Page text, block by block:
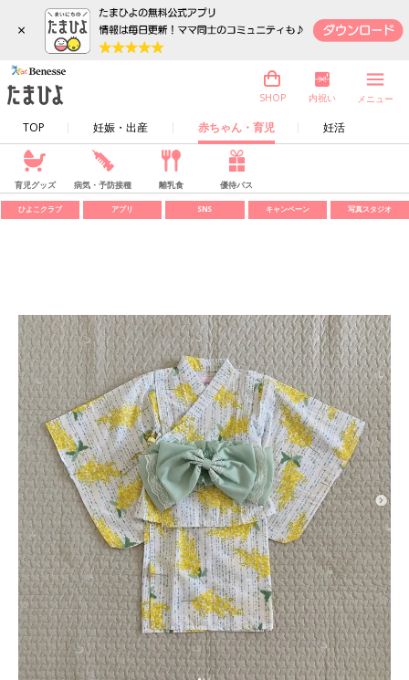
×
TOP 妊娠・出産 赤ちゃん・育児 妊活
SHOP 内祝い メニュー
育児グッズ 病気・予防接種 離乳食 優待パス
ひよこクラブ アプリ SNS キャンペーン 写真スタジオ